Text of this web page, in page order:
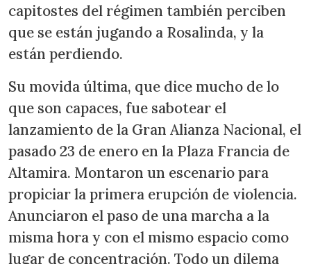
capitostes del régimen también perciben
que se están jugando a Rosalinda, y la
están perdiendo.
Su movida última, que dice mucho de lo
que son capaces, fue sabotear el
lanzamiento de la Gran Alianza Nacional, el
pasado 23 de enero en la Plaza Francia de
Altamira. Montaron un escenario para
propiciar la primera erupción de violencia.
Anunciaron el paso de una marcha a la
misma hora y con el mismo espacio como
lugar de concentración. Todo un dilema